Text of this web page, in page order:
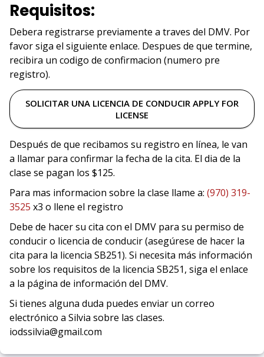
Requisitos:
Debera registrarse previamente a traves del DMV. Por
favor siga el siguiente enlace. Despues de que termine,
recibira un codigo de confirmacion (numero pre
registro).
SOLICITAR UNA LICENCIA DE CONDUCIR APPLY FOR
LICENSE
Después de que recibamos su registro en línea, le van
a llamar para confirmar la fecha de la cita. El dia de la
clase se pagan los $125.
Para mas informacion sobre la clase llame a: (970) 319-
3525 x3 o llene el registro
Debe de hacer su cita con el DMV para su permiso de
conducir o licencia de conducir (asegúrese de hacer la
cita para la licencia SB251). Si necesita más información
sobre los requisitos de la licencia SB251, siga el enlace
a la página de información del DMV.
Si tienes alguna duda puedes enviar un correo
electrónico a Silvia sobre las clases.
iodssilvia@gmail.com